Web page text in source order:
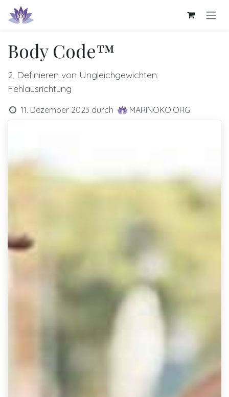
Zum Inhalt springen
Body Code™
2. Definieren von Ungleichgewichten:
Fehlausrichtung
11. Dezember 2023 durch MARINOKO.ORG